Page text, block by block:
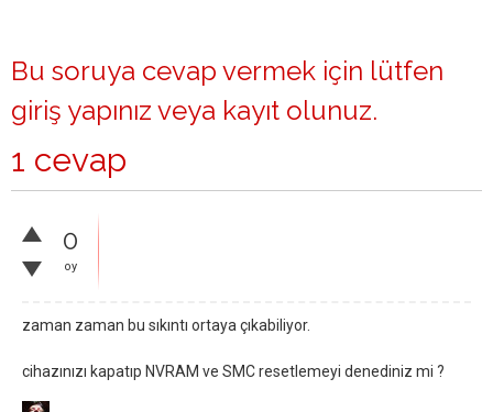
Bu soruya cevap vermek için lütfen
giriş yapınız veya kayıt olunuz.
1 cevap
0
oy
zaman zaman bu sıkıntı ortaya çıkabiliyor.
cihazınızı kapatıp NVRAM ve SMC resetlemeyi denediniz mi ?